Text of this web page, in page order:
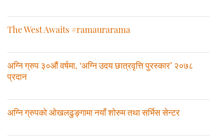
The West Awaits #ramaurarama
अग्नि ग्रुप ३०औं वर्षमा, ‘अग्नि उदय छात्रवृत्ति पुरस्कार’ २०७८
प्रदान
अग्नि ग्रुपको ओखलढुङ्गामा नयाँ शोरुम तथा सर्भिस सेन्टर